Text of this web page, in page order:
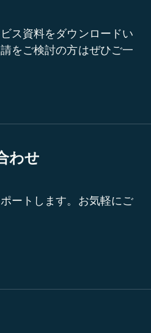
ス資料をダウンロードい
をご検討の方はぜひご一
わせ
ートします。お気軽にご